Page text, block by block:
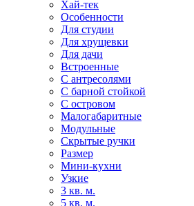
Хай-тек
Особенности
Для студии
Для хрущевки
Для дачи
Встроенные
С антресолями
С барной стойкой
С островом
Малогабаритные
Модульные
Скрытые ручки
Размер
Мини-кухни
Узкие
3 кв. м.
5 кв. м.